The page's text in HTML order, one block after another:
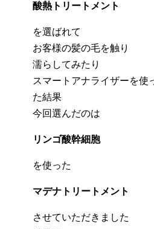
酸熱トリートメント
を選ばれて
お客様の髪の毛を触り
濡らしてみたり
スマートアナライザーを使
た結果
今回選んだのは
リンゴ酸幹細胞
を使った
マデナトリートメント
させていただきました